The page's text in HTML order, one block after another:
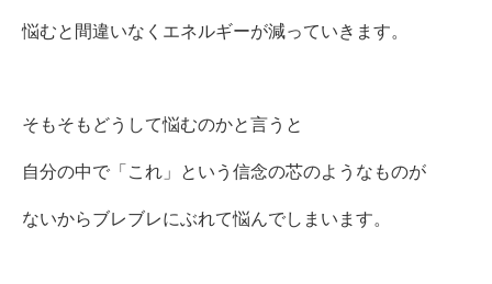
悩むと間違いなくエネルギーが減っていきます。
そもそもどうして悩むのかと言うと
自分の中で「これ」という信念の芯のようなものが
ないからブレブレにぶれて悩んでしまいます。